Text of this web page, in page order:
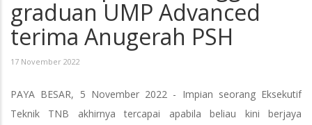
graduan UMP Advanced
terima Anugerah PSH
17 November 2022
PAYA BESAR, 5 November 2022 - Impian seorang Eksekutif
Teknik TNB akhirnya tercapai apabila beliau kini berjaya